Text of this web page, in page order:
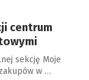
centrum
sekcję Moje
w …